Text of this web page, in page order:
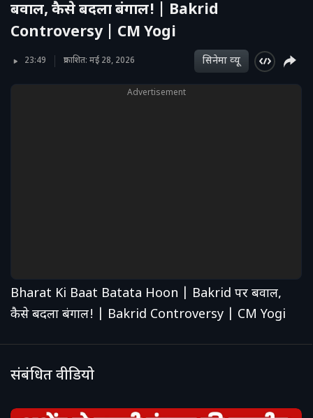
बवाल, कैसे बदला बंगाल! | Bakrid
Controversy | CM Yogi
23:49 प्रकाशित: मई 28, 2026 सिनेमा व्‍यू
Advertisement
Bharat Ki Baat Batata Hoon | Bakrid पर बवाल,
कैसे बदला बंगाल! | Bakrid Controversy | CM Yogi
संबंधित वीडियो